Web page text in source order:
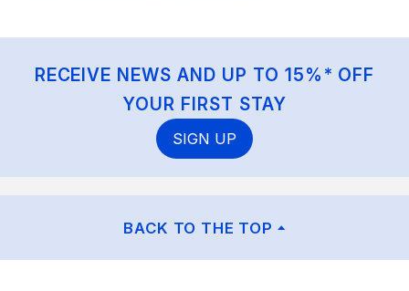
RECEIVE NEWS AND UP TO 15%* OFF
YOUR FIRST STAY
SIGN UP
BACK TO THE TOP